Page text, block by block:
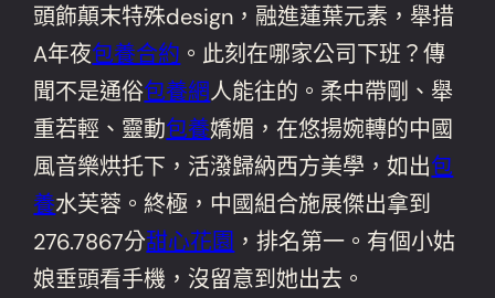
頭飾顛末特殊design，融進蓮葉元素，舉措
A年夜包養合約 。此刻在哪家公司下班？傳
聞不是通俗包養網人能往的。柔中帶剛、舉
重若輕、靈動包養嬌媚，在悠揚婉轉的中國
風音樂烘托下，活潑歸納西方美學，如出包
養水芙蓉。終極，中國組合施展傑出拿到
276.7867分甜心花園 ，排名第一。有個小姑
娘垂頭看手機，沒留意到她出去。